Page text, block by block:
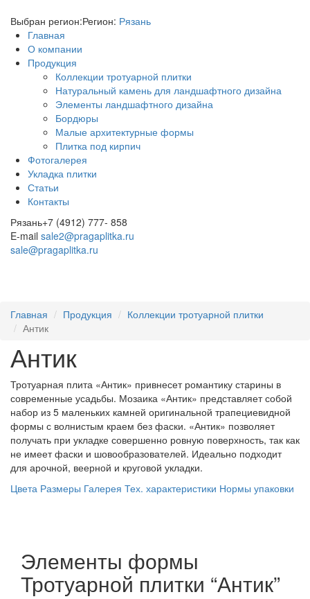
Выбран регион:Регион: Рязань
Главная
О компании
Продукция
Коллекции тротуарной плитки
Натуральный камень для ландшафтного дизайна
Элементы ландшафтного дизайна
Бордюры
Малые архитектурные формы
Плитка под кирпич
Фотогалерея
Укладка плитки
Статьи
Контакты
Рязань+7 (4912) 777- 858
E-mail sale2@pragaplitka.ru
sale@pragaplitka.ru
Главная Продукция
Коллекции тротуарной плитки
Антик
Антик
Тротуарная плита «Антик» привнесет романтику старины в
современные усадьбы. Мозаика «Антик» представляет собой
набор из 5 маленьких камней оригинальной трапециевидной
формы с волнистым краем без фаски. «Антик» позволяет
получать при укладке совершенно ровную поверхность, так как
не имеет фаски и шовообразователей. Идеально подходит
для арочной, веерной и круговой укладки.
Цвета Размеры Галерея Тех. характеристики Нормы упаковки
Элементы формы
Тротуарной плитки “Антик”